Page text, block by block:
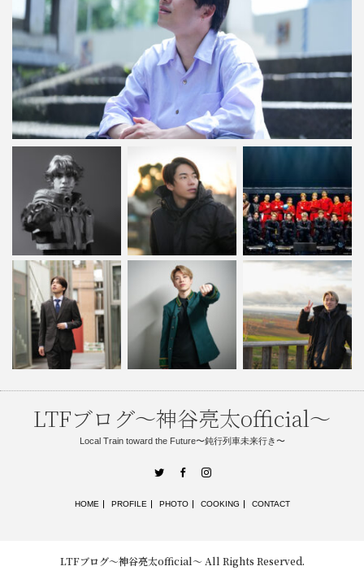
LTFブログ〜神谷亮太official〜
Local Train toward the Future〜鈍行列車未来行き〜
TwitterFacebook
HOME PROFILE PHOTO COOKING CONTACT
LTFブログ〜神谷亮太official〜 All Rights Reserved.